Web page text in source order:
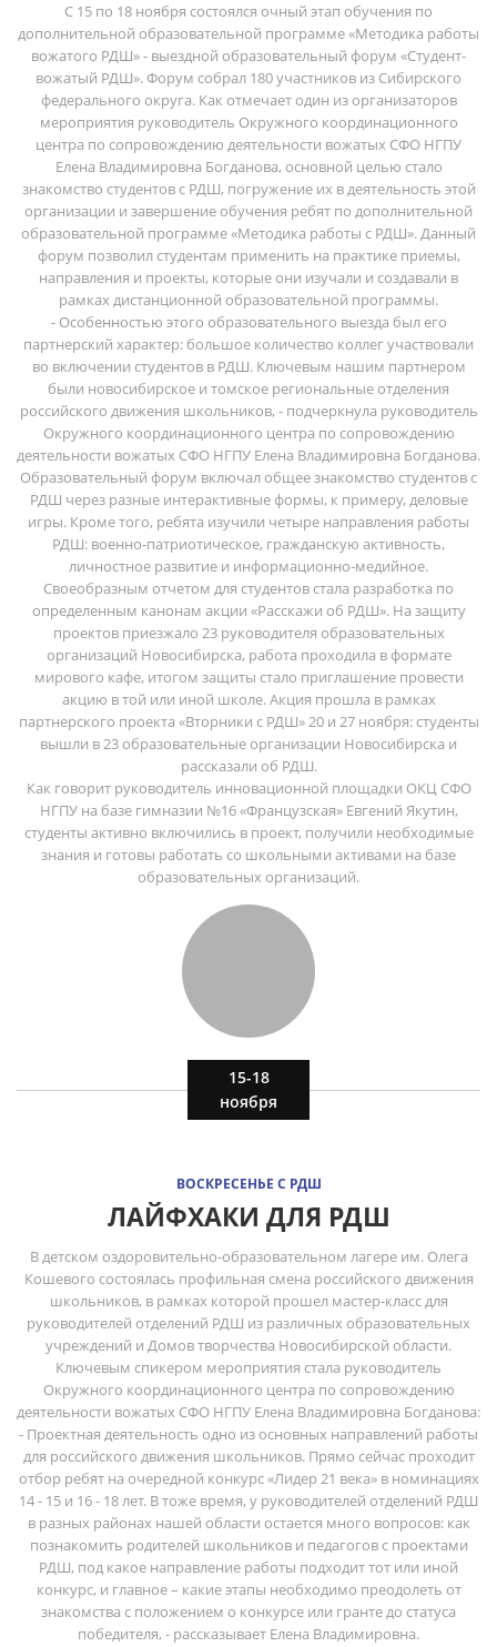
15-18
ноября
С 15 по 18 ноября состоялся очный этап обучения по
дополнительной образовательной программе «Методика работы
вожатого РДШ» - выездной образовательный форум «Студент-
вожатый РДШ». Форум собрал 180 участников из Сибирского
федерального округа. Как отмечает один из организаторов
мероприятия руководитель Окружного координационного
центра по сопровождению деятельности вожатых СФО НГПУ
Елена Владимировна Богданова, основной целью стало
знакомство студентов с РДШ, погружение их в деятельность этой
организации и завершение обучения ребят по дополнительной
образовательной программе «Методика работы с РДШ». Данный
форум позволил студентам применить на практике приемы,
направления и проекты, которые они изучали и создавали в
рамках дистанционной образовательной программы.
- Особенностью этого образовательного выезда был его
партнерский характер: большое количество коллег участвовали
во включении студентов в РДШ. Ключевым нашим партнером
были новосибирское и томское региональные отделения
российского движения школьников, - подчеркнула руководитель
Окружного координационного центра по сопровождению
деятельности вожатых СФО НГПУ Елена Владимировна Богданова.
Образовательный форум включал общее знакомство студентов с
РДШ через разные интерактивные формы, к примеру, деловые
игры. Кроме того, ребята изучили четыре направления работы
РДШ: военно-патриотическое, гражданскую активность,
личностное развитие и информационно-медийное.
Своеобразным отчетом для студентов стала разработка по
определенным канонам акции «Расскажи об РДШ». На защиту
проектов приезжало 23 руководителя образовательных
организаций Новосибирска, работа проходила в формате
мирового кафе, итогом защиты стало приглашение провести
акцию в той или иной школе. Акция прошла в рамках
партнерского проекта «Вторники с РДШ» 20 и 27 ноября: студенты
вышли в 23 образовательные организации Новосибирска и
рассказали об РДШ.
Как говорит руководитель инновационной площадки ОКЦ СФО
НГПУ на базе гимназии №16 «Французская» Евгений Якутин,
студенты активно включились в проект, получили необходимые
знания и готовы работать со школьными активами на базе
образовательных организаций.
ВОСКРЕСЕНЬЕ С РДШ
ЛАЙФХАКИ ДЛЯ РДШ
В детском оздоровительно-образовательном лагере им. Олега
Кошевого состоялась профильная смена российского движения
школьников, в рамках которой прошел мастер-класс для
руководителей отделений РДШ из различных образовательных
учреждений и Домов творчества Новосибирской области.
Ключевым спикером мероприятия стала руководитель
Окружного координационного центра по сопровождению
деятельности вожатых СФО НГПУ Елена Владимировна Богданова:
- Проектная деятельность одно из основных направлений работы
для российского движения школьников. Прямо сейчас проходит
отбор ребят на очередной конкурс «Лидер 21 века» в номинациях
14 - 15 и 16 - 18 лет. В тоже время, у руководителей отделений РДШ
в разных районах нашей области остается много вопросов: как
познакомить родителей школьников и педагогов с проектами
РДШ, под какое направление работы подходит тот или иной
конкурс, и главное – какие этапы необходимо преодолеть от
знакомства с положением о конкурсе или гранте до статуса
победителя, - рассказывает Елена Владимировна.